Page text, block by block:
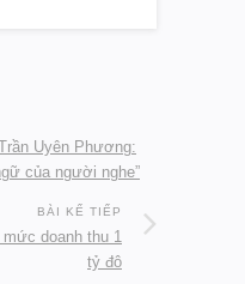
Uyên Phương:
của người nghe”
BÀI KẾ TIẾP
mức doanh thu 1
tỷ đô